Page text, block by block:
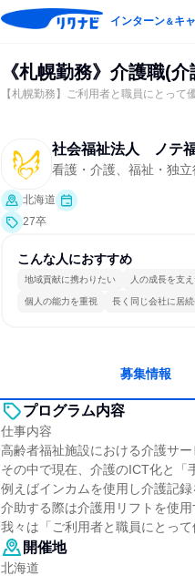
インターン＆キ
《札幌勤務》介護職(
【札幌勤務】ご利用者と職員にとって
社会福祉法人 ノテ
看護・介護、福祉・独
北海道
27卒
こんな人におすすめ
地域貢献に携わりたい 人の成長を支
個人の能力を重視 長く同じ会社に居
募集情報
プログラム内容
仕事内容
高齢者福祉施設における介護サ
その中で現在、介護のICT化と「
例えばインカムを使用し介護記
介助する際は介護用リフトを使
我々は「ご利用者と職員にとっ
開催地
北海道